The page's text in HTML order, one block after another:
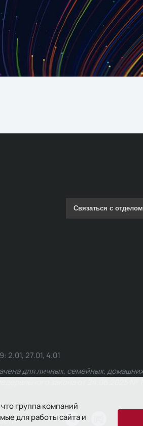
группа компаний
для работы сайта и
Связаться с
27.01, 4.01
для личных, семейных,